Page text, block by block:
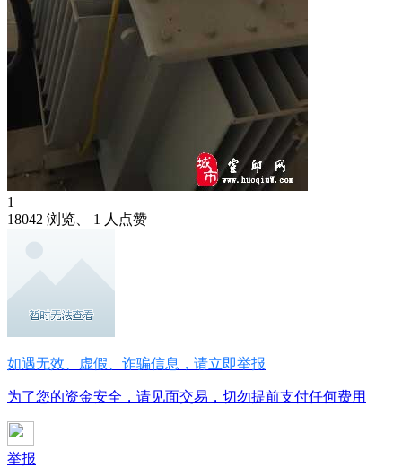
1
18042 浏览、 1 人点赞
如遇无效、虚假、诈骗信息，请立即举报
为了您的资金安全，请见面交易，切勿提前支付任何费用
举报